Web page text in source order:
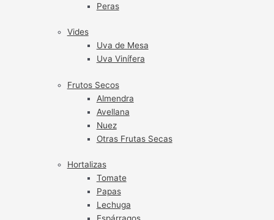
Peras
Vides
Uva de Mesa
Uva Vinífera
Frutos Secos
Almendra
Avellana
Nuez
Otras Frutas Secas
Hortalizas
Tomate
Papas
Lechuga